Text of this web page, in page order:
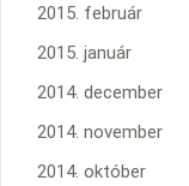
2015. február
2015. január
2014. december
2014. november
2014. október